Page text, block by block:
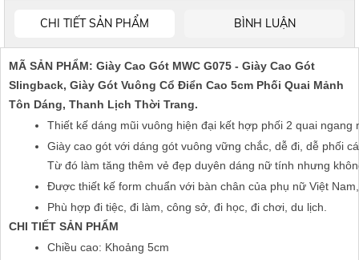
CHI TIẾT SẢN PHẨM BÌNH LUẬN
MÃ SẢN PHẨM: Giày Cao Gót MWC G075 - Giày Cao Gót
Slingback, Giày Gót Vuông Cổ Điển Cao 5cm Phối Quai Mảnh
Tôn Dáng, Thanh Lịch Thời Trang.
Thiết kế dáng mũi vuông hiện đại kết hợp phối 2 quai
Giày cao gót với dáng gót vuông vững chắc, dễ đi, dễ phối
Từ đó làm tăng thêm vẻ đẹp duyên dáng nữ tính nhưng
Được thiết kế form chuẩn với bàn chân của phụ nữ Việt
Phù hợp đi tiệc, đi làm, công sở, đi học, đi chơi, du lịch.
CHI TIẾT SẢN PHẨM
Chiều cao: Khoảng 5cm